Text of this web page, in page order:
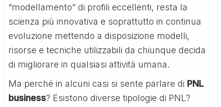
“modellamento” di profili eccellenti, resta la
scienza più innovativa e soprattutto in continua
evoluzione mettendo a disposizione modelli,
risorse e tecniche utilizzabili da chiunque decida
di migliorare in qualsiasi attività umana.
Ma perché in alcuni casi si sente parlare di PNL
business? Esistono diverse tipologie di PNL?